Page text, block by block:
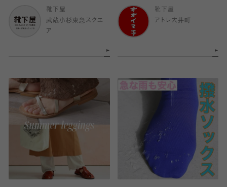
靴下屋
武蔵小杉東急スクエ
ア
靴下屋
アトレ大井町